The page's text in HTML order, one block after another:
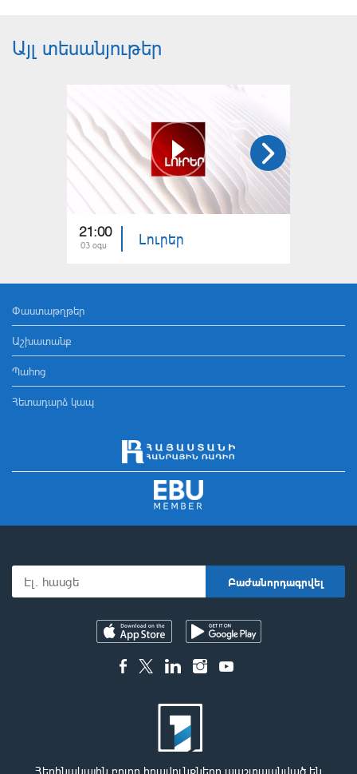
Այլ տեսանյութեր
21:00
03 օգս Լուրեր
Փաստաթղթեր
Աշխատանք
Պահոց
Հետադարձ կապ
Հեղինակային բոլոր իրավունքները պաշտպանված են